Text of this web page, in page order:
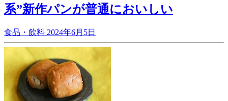
系”新作パンが普通においしい
食品・飲料 2024年6月5日